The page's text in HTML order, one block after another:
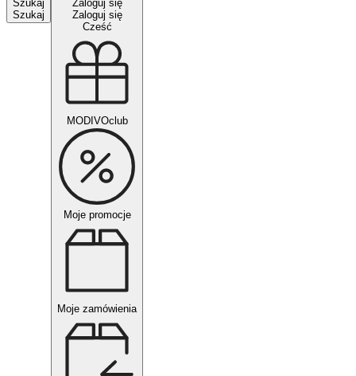
Szukaj
Szukaj
Zaloguj się
Zaloguj się
Cześć
MODIVOclub
Moje promocje
Moje zamówienia